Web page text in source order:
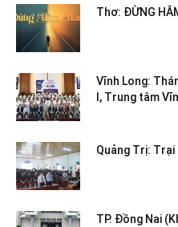
Thơ: ĐỪNG
Vĩnh Long:
I, Trung tâm
Quảng Trị: Trại
TP. Đồng Nai